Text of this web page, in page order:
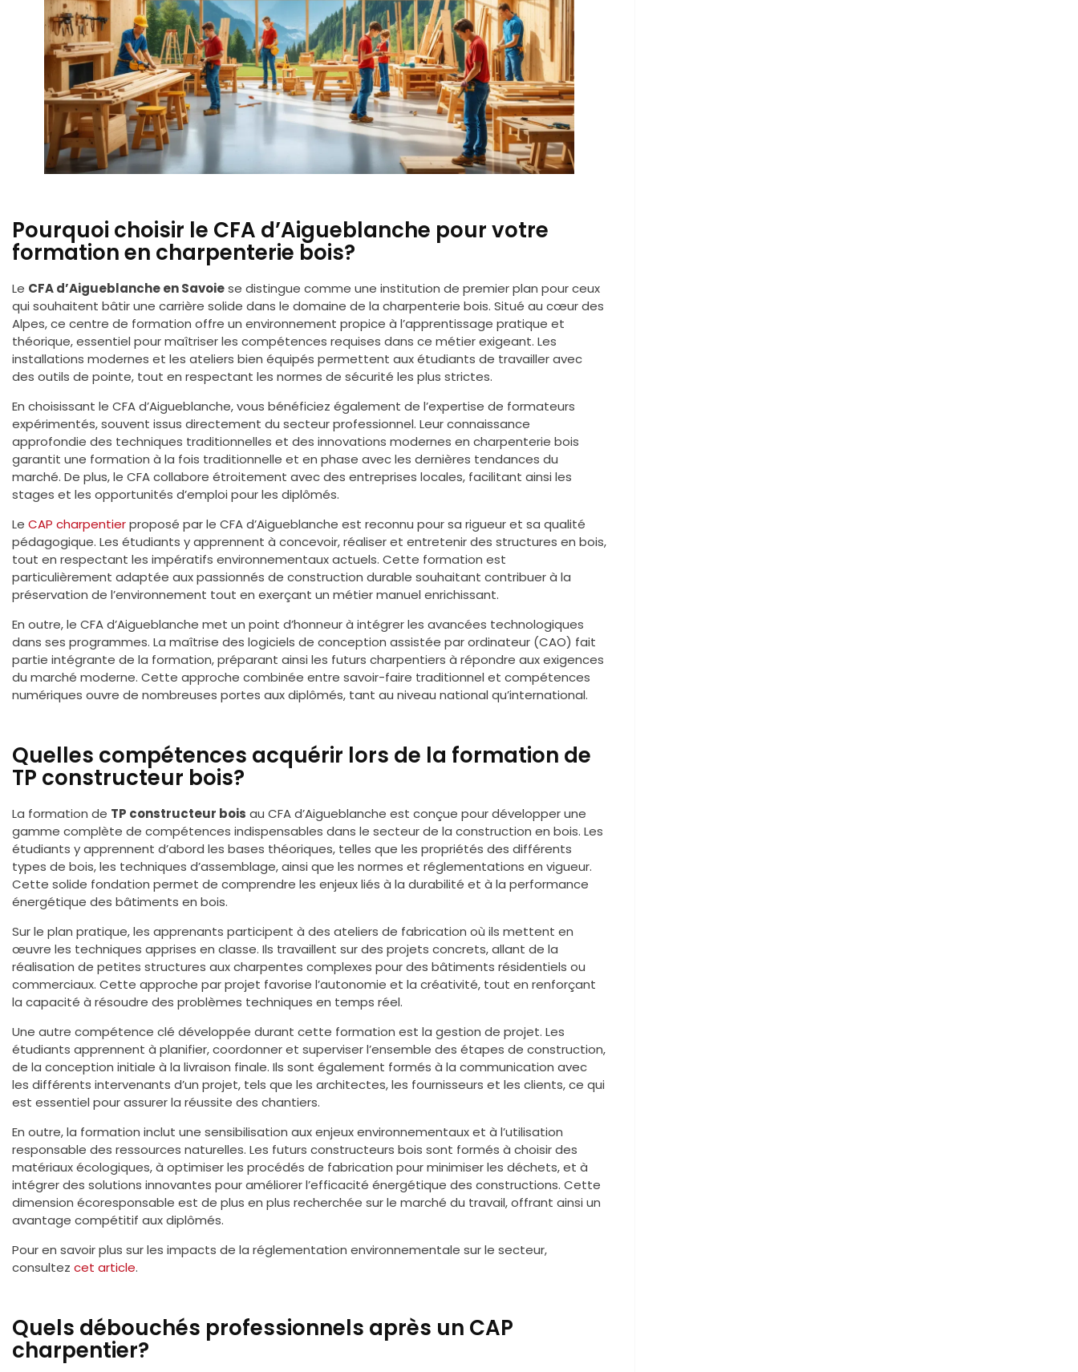
Pourquoi choisir le CFA d’Aigueblanche pour votre
formation en charpenterie bois?
Le CFA d’Aigueblanche en Savoiese distingue comme une institution de premier plan pour ceux
qui souhaitent bâtir une carrière solide dans le domaine de la charpenterie bois. Situé au cœur des
Alpes, ce centre de formation offre un environnement propice à l’apprentissage pratique et
théorique, essentiel pour maîtriser les compétences requises dans ce métier exigeant. Les
installations modernes et les ateliers bien équipés permettent aux étudiants de travailler avec
des outils de pointe, tout en respectant les normes de sécurité les plus strictes.
En choisissant le CFA d’Aigueblanche, vous bénéficiez également de l’expertise de formateurs
expérimentés, souvent issus directement du secteur professionnel. Leur connaissance
approfondie des techniques traditionnelles et des innovations modernes en charpenterie bois
garantit une formation à la fois traditionnelle et en phase avec les dernières tendances du
marché. De plus, le CFA collabore étroitement avec des entreprises locales, facilitant ainsi les
stages et les opportunités d’emploi pour les diplômés.
Le CAP charpentierproposé par le CFA d’Aigueblanche est reconnu pour sa rigueur et sa qualité
pédagogique. Les étudiants y apprennent à concevoir, réaliser et entretenir des structures en bois,
tout en respectant les impératifs environnementaux actuels. Cette formation est
particulièrement adaptée aux passionnés de construction durable souhaitant contribuer à la
préservation de l’environnement tout en exerçant un métier manuel enrichissant.
En outre, le CFA d’Aigueblanche met un point d’honneur à intégrer les avancées technologiques
dans ses programmes. La maîtrise des logiciels de conception assistée par ordinateur (CAO) fait
partie intégrante de la formation, préparant ainsi les futurs charpentiers à répondre aux exigences
du marché moderne. Cette approche combinée entre savoir-faire traditionnel et compétences
numériques ouvre de nombreuses portes aux diplômés, tant au niveau national qu’international.
Quelles compétences acquérir lors de la formation de
TP constructeur bois?
La formation de TP constructeur bois au CFA d’Aigueblanche est conçue pour développer une
gamme complète de compétences indispensables dans le secteur de la construction en bois. Les
étudiants y apprennent d’abord les bases théoriques, telles que les propriétés des différents
types de bois, les techniques d’assemblage, ainsi que les normes et réglementations en vigueur.
Cette solide fondation permet de comprendre les enjeux liés à la durabilité et à la performance
énergétique des bâtiments en bois.
Sur le plan pratique, les apprenants participent à des ateliers de fabrication où ils mettent en
œuvre les techniques apprises en classe. Ils travaillent sur des projets concrets, allant de la
réalisation de petites structures aux charpentes complexes pour des bâtiments résidentiels ou
commerciaux. Cette approche par projet favorise l’autonomie et la créativité, tout en renforçant
la capacité à résoudre des problèmes techniques en temps réel.
Une autre compétence clé développée durant cette formation est la gestion de projet. Les
étudiants apprennent à planifier, coordonner et superviser l’ensemble des étapes de construction,
de la conception initiale à la livraison finale. Ils sont également formés à la communication avec
les différents intervenants d’un projet, tels que les architectes, les fournisseurs et les clients, ce qui
est essentiel pour assurer la réussite des chantiers.
En outre, la formation inclut une sensibilisation aux enjeux environnementaux et à l’utilisation
responsable des ressources naturelles. Les futurs constructeurs bois sont formés à choisir des
matériaux écologiques, à optimiser les procédés de fabrication pour minimiser les déchets, et à
intégrer des solutions innovantes pour améliorer l’efficacité énergétique des constructions. Cette
dimension écoresponsable est de plus en plus recherchée sur le marché du travail, offrant ainsi un
avantage compétitif aux diplômés.
Pour en savoir plus sur les impacts de la réglementation environnementale sur le secteur,
consultez cet article.
Quels débouchés professionnels après un CAP
charpentier?